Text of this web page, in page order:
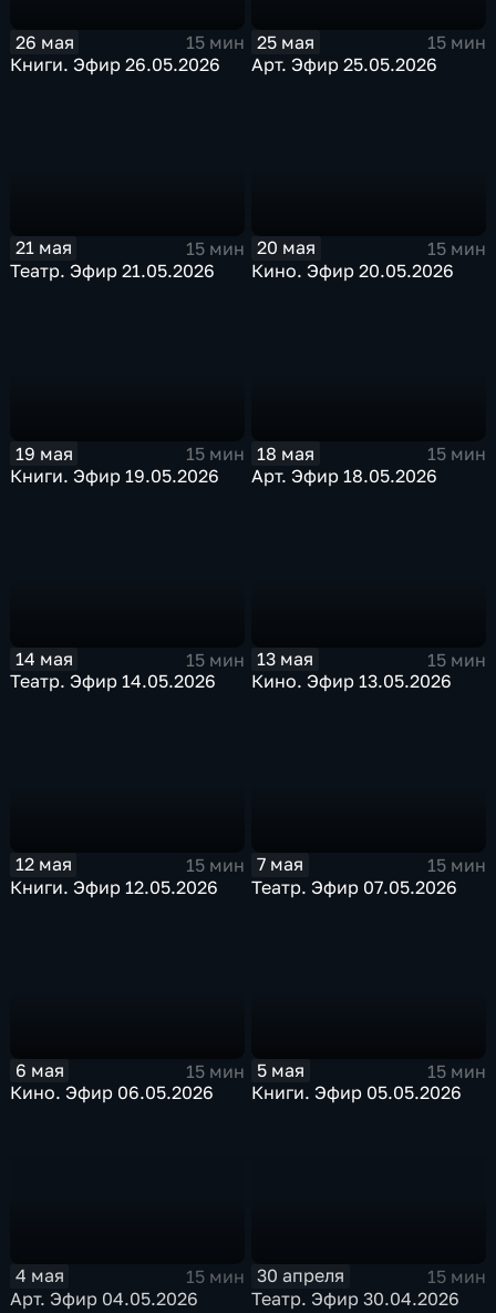
26 мая
15 мин
Книги. Эфир 26.05.2026
25 мая
15 мин
Арт. Эфир 25.05.2026
21 мая
15 мин
Театр. Эфир 21.05.2026
20 мая
15 мин
Кино. Эфир 20.05.2026
19 мая
15 мин
Книги. Эфир 19.05.2026
18 мая
15 мин
Арт. Эфир 18.05.2026
14 мая
15 мин
Театр. Эфир 14.05.2026
13 мая
15 мин
Кино. Эфир 13.05.2026
12 мая
15 мин
Книги. Эфир 12.05.2026
7 мая
15 мин
Театр. Эфир 07.05.2026
6 мая
15 мин
Кино. Эфир 06.05.2026
5 мая
15 мин
Книги. Эфир 05.05.2026
4 мая
15 мин
Арт. Эфир 04.05.2026
30 апреля
15 мин
Театр. Эфир 30.04.2026